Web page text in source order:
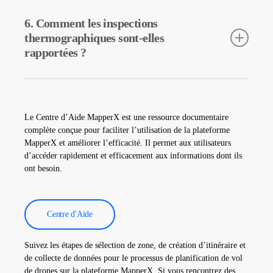
solaires. Elles aident à la détection précoce des pannes et à
l’entretien préventif.
6. Comment les inspections
thermographiques sont-elles
rapportées ?
réduire les coûts d’exploitation.
Le Centre d’Aide MapperX est une ressource documentaire
complète conçue pour faciliter l’utilisation de la plateforme
MapperX et améliorer l’efficacité. Il permet aux utilisateurs
d’accéder rapidement et efficacement aux informations dont ils
ont besoin.
Centre d'Aide
Suivez les étapes de sélection de zone, de création d’itinéraire et
de collecte de données pour le processus de planification de vol
de drones sur la plateforme MapperX. Si vous rencontrez des